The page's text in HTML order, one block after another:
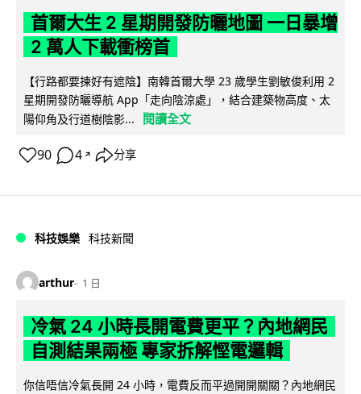
首爾大生 2 星期開發防曬地圖 一日暴增
2 萬人下載衝榜首
【行路都要揀好有遮陰】南韓首爾大學 23 歲學生劉敏俊利用 2
星期開發防曬導航 App「走向陰涼處」，結合建築物高度、太
陽仰角及行道樹陰影...
閱讀全文
90 4 ↗ 分享
科技娛樂 科技新聞
arthur 1 日
冷氣 24 小時長開電費更平？內地網民
自測結果兩極 專家拆解慳電邏輯
你信唔信冷氣長開 24 小時，電費反而平過開開關關？內地網民